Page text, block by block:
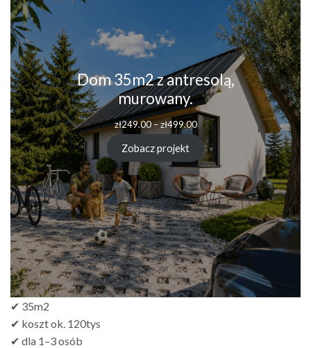
Dom 35m2 z antresolą,
murowany.
zł249.00–zł499.00Zakres
cen:
od
zł249.00
do
zł499.00
Zobacz projekt
✔ 35m2
✔ koszt ok. 120tys
✔ dla 1–3 osób